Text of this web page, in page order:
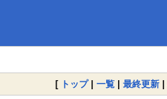
[ トップ| 一覧 | 最終更新 |